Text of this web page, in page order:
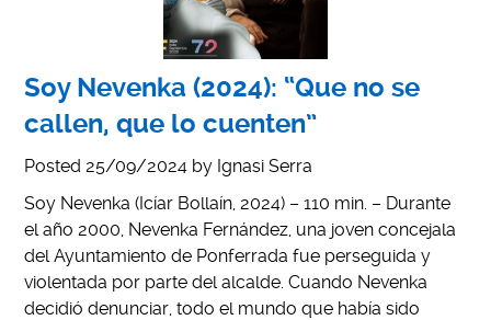
Soy Nevenka (2024): “Que no se
callen, que lo cuenten”
Posted 25/09/2024 by Ignasi Serra
Soy Nevenka (Icíar Bollaín, 2024) – 110 min. – Durante
el año 2000, Nevenka Fernández, una joven concejala
del Ayuntamiento de Ponferrada fue perseguida y
violentada por parte del alcalde. Cuando Nevenka
decidió denunciar, todo el mundo que había sido